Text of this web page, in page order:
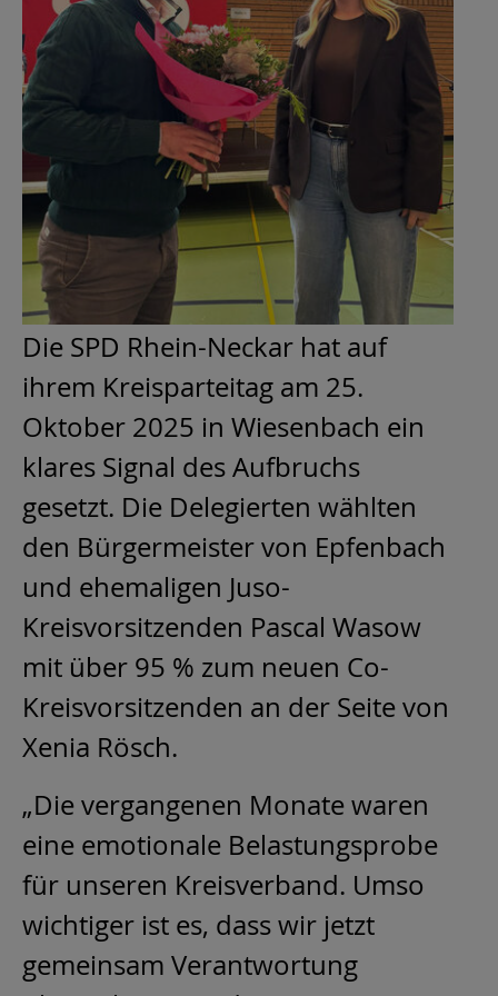
Die SPD Rhein-Neckar hat auf
ihrem Kreisparteitag am 25.
Oktober 2025 in Wiesenbach ein
klares Signal des Aufbruchs
gesetzt. Die Delegierten wählten
den Bürgermeister von Epfenbach
und ehemaligen Juso-
Kreisvorsitzenden Pascal Wasow
mit über 95 % zum neuen Co-
Kreisvorsitzenden an der Seite von
Xenia Rösch.
„Die vergangenen Monate waren
eine emotionale Belastungsprobe
für unseren Kreisverband. Umso
wichtiger ist es, dass wir jetzt
gemeinsam Verantwortung